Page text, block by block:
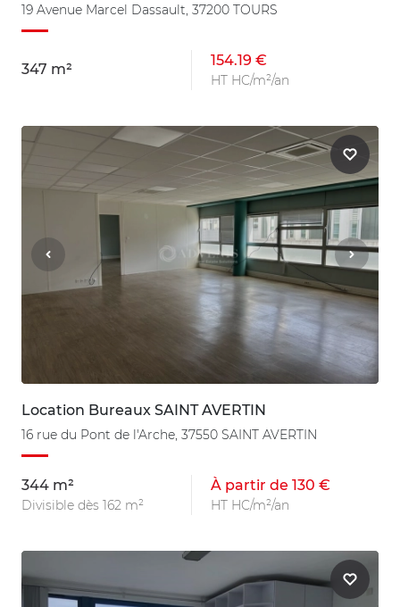
19 Avenue Marcel Dassault, 37200 TOURS
347 m²
154.19 €
HT HC/m²/an
Location Bureaux SAINT AVERTIN
16 rue du Pont de l'Arche, 37550 SAINT AVERTIN
344 m²
Divisible dès 162 m²
À partir de 130 €
HT HC/m²/an